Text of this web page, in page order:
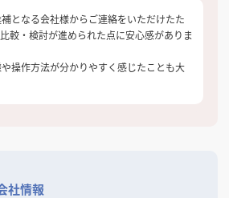
となる会社様からご連絡をいただけたた
較・検討が進められた点に安心感がありま
操作方法が分かりやすく感じたことも大
社情報